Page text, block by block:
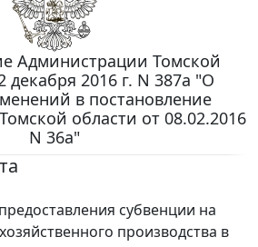
Администрации Томской
декабря 2016 г. N 387а "О
в постановление
области от 08.02.2016
N 36а"
субвенции на
производства в